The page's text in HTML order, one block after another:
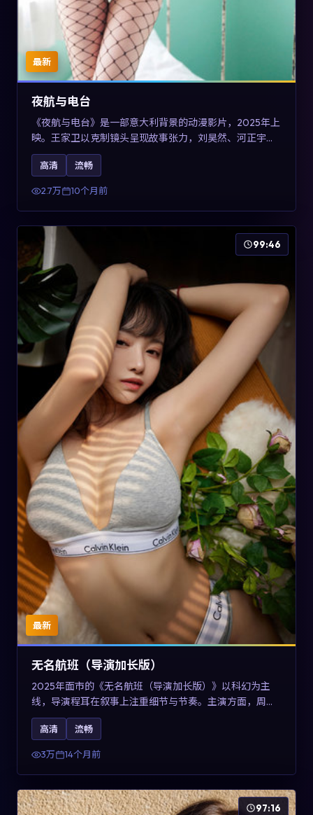
最新
夜航与电台
《夜航与电台》是一部意大利背景的动漫影片，2025年上
映。王家卫以克制镜头呈现故事张力，刘昊然、河正宇与
王景春的对手戏可圈可点。剧情层面以多线叙事拼贴都市
边缘人的选择与救赎，对关注导演风格与演员阵容的观众
具有检索与收藏价值。
高清 流畅
2.7万 10个月前
最新
99:46
无名航班（导演加长版）
2025年面市的《无名航班（导演加长版）》以科幻为主
线，导演程耳在叙事上注重细节与节奏。主演方面，周冬
雨、凯特·布兰切特与巩俐的表演为角色增添层次。故事以
女性视角重写传统类型片的叙事惯性，可作为美国影视爱
好者的高清观影选择。
高清 流畅
3万 14个月前
97:16